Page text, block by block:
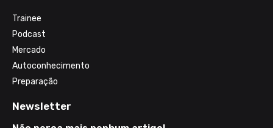
Trainee
Podcast
Mercado
Autoconhecimento
Preparação
Newsletter